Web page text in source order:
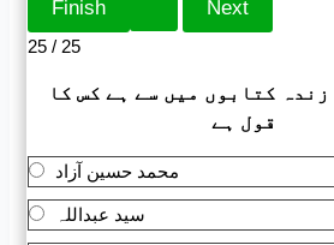
25 / 25
زندہ کتابوں میں سے ہے کس کا
قول ہے
محمد حسین آزاد
سید عبداللہ